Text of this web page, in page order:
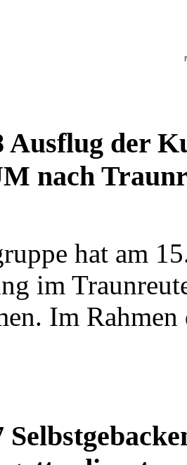
Ausflug der
nach
hat am
im
Im